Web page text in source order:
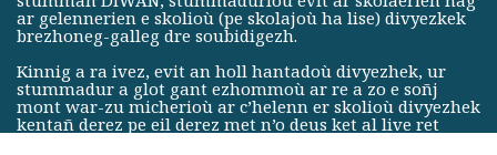
ar gelennerien e skolioù (pe skolajoù ha lise) divyezkek
brezhoneg-galleg dre soubidigezh.
Kinnig a ra ivez, evit an holl hantadoù divyezhek, ur
stummadur a glot gant ezhommoù ar re a zo e soñj
mont war-zu micherioù ar c’helenn er skolioù divyezhek
kentañ derez pe eil derez met n’o deus ket al live ret